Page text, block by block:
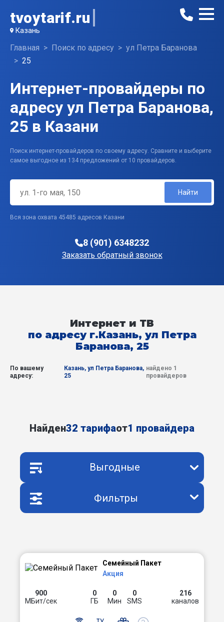
tvoytarif.ru
Казань
Главная Поиск по адресу
ул Петра Баранова
25
Интернет-провайдеры по
адресу ул Петра Баранова,
25 в Казани
Поиск интернет-провайдеров по своему адресу. Сравните и выберите
самое выгодное из 134 предложений от 10 провайдеров.
Найти
Вся зона охвата 45485 адресов Казани
8 (901) 6348232
Заказать обратный звонок
Интернет и ТВ
по адресу г.Казань, ул Петра
Баранова, 25
По вашему
адресу:
Казань, ул Петра Баранова,
25
найдено 1
провайдеров
Найден32 тарифаот1 провайдера
Выгодные
Фильтры
Семейный Пакет
Акция
900
МБит/сек
0
ГБ
0
Мин
0
SMS
216
каналов